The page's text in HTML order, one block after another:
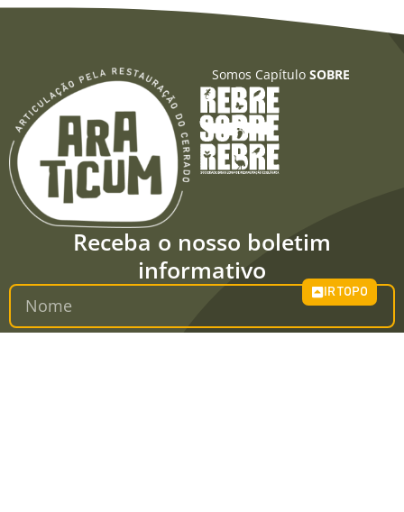
Somos CapítuloSOBRE
Receba o nosso boletim
informativo
IR TOPO